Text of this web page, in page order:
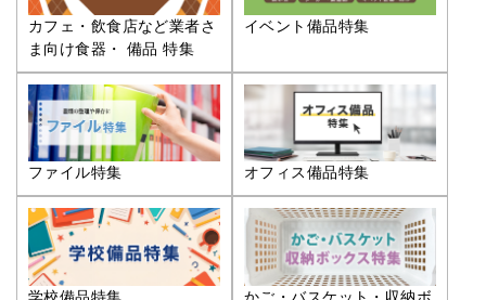
カフェ・飲食店など業者さ
ま向け食器・ 備品 特集
イベント備品特集
ファイル特集 オフィス備品特集
学校備品特集
かご・バスケット・収納ボ